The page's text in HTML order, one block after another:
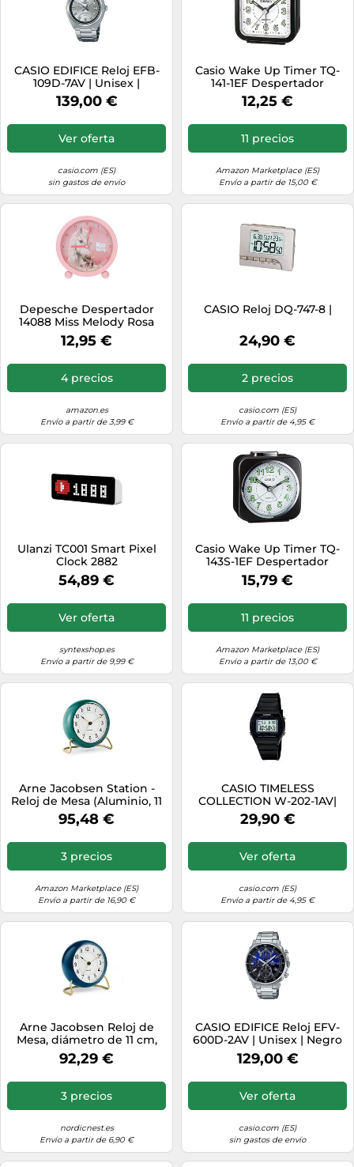
CASIO EDIFICE Reloj EFB-
109D-7AV | Unisex |
Plateado
139,00 €
Ver oferta
casio.com (ES)
sin gastos de envío
Casio Wake Up Timer TQ-
141-1EF Despertador
12,25 €
11 precios
Amazon Marketplace (ES)
Envío a partir de 15,00 €
Depesche Despertador
14088 Miss Melody Rosa
niños – silencioso, luz,
motivos caballos y gatitos
12,95 €
4 precios
amazon.es
Envío a partir de 3,99 €
CASIO Reloj DQ-747-8 |
24,90 €
2 precios
casio.com (ES)
Envío a partir de 4,95 €
Ulanzi TC001 Smart Pixel
Clock 2882
54,89 €
Ver oferta
syntexshop.es
Envío a partir de 9,99 €
Casio Wake Up Timer TQ-
143S-1EF Despertador
15,79 €
11 precios
Amazon Marketplace (ES)
Envío a partir de 13,00 €
Arne Jacobsen Station -
Reloj de Mesa (Aluminio, 11
cm), Color Verde
95,48 €
3 precios
Amazon Marketplace (ES)
Envío a partir de 16,90 €
CASIO TIMELESS
COLLECTION W-202-1AV|
Negro
29,90 €
Ver oferta
casio.com (ES)
Envío a partir de 4,95 €
Arne Jacobsen Reloj de
Mesa, diámetro de 11 cm,
diseño Original, función de
repetición, Color Azul
92,29 €
3 precios
nordicnest.es
Envío a partir de 6,90 €
CASIO EDIFICE Reloj EFV-
600D-2AV | Unisex | Negro
129,00 €
Ver oferta
casio.com (ES)
sin gastos de envío